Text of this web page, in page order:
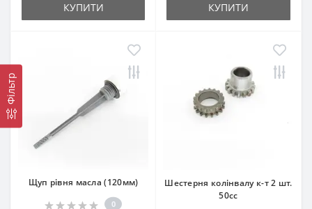
Фільтр
КУПИТИ КУПИТИ
Щуп рівня масла (120мм)
0
Шестерня колінвалу к-т 2 шт.
50сс